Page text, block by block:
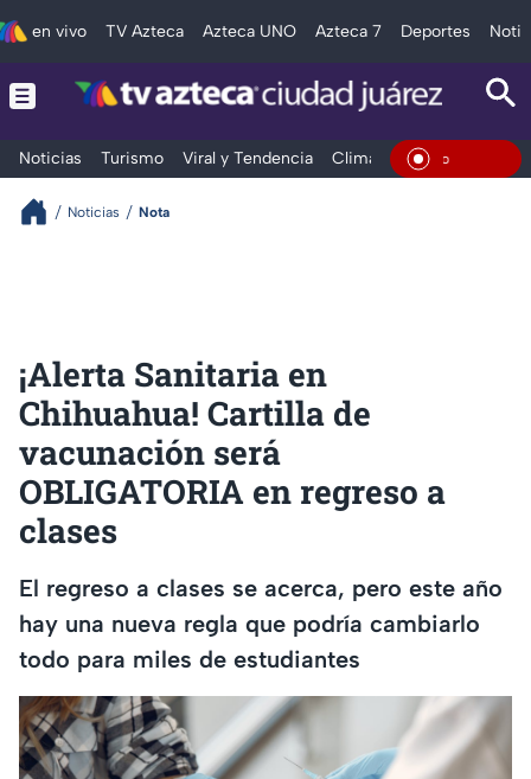
en vivo TV Azteca Azteca UNO Azteca 7 Deportes
Noticias Turismo Viral y Tendencia Clima Deportes En Vivo
Noticias Nota
¡Alerta Sanitaria en
Chihuahua! Cartilla de
vacunación será
OBLIGATORIA en regreso a
clases
El regreso a clases se acerca, pero este año
hay una nueva regla que podría cambiarlo
todo para miles de estudiantes